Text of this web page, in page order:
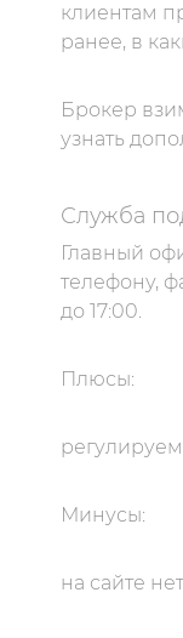
клиентам
ранее, в
Брокер
узнать
Служба
Главный
телефону,
до 17:00.
Плюсы:
Минусы:
на сайте